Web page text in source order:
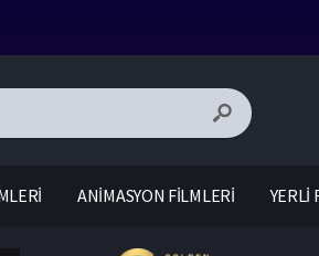
ANİMASYON FİLMLERİ YERLİ